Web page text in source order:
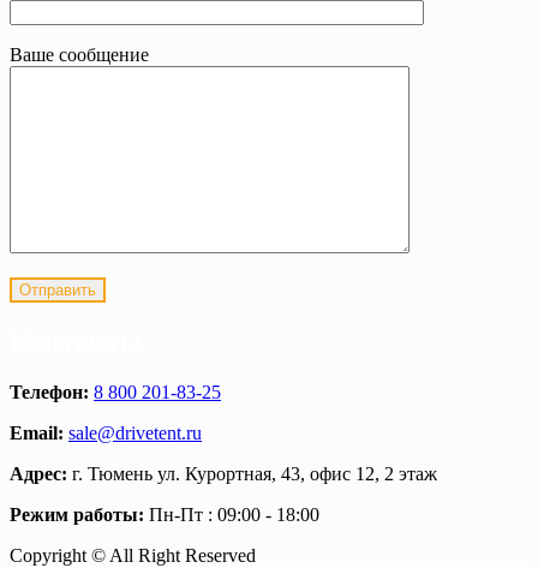
Ваше сообщение
Телефон: 8 800 201-83-25
Email: sale@drivetent.ru
Адрес: г. Тюмень ул. Курортная, 43, офис 12, 2 этаж
Режим работы: Пн-Пт : 09:00 - 18:00
Copyright © All Right Reserved